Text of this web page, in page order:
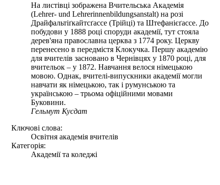
На листівці зображена Вчительська Академія
(Lehrer- und Lehrerinnenbildungsanstalt) на розі
Драйфальтіґкайтсґассе (Трійці) та Штефанієґассе. До
побудови у 1888 році споруди академії, тут стояла
дерев'яна православна церква з 1774 року. Церкву
перенесено в передмістя Клокучка. Першу академію
для вчителів засновано в Чернівцях у 1870 році, для
вчительок – у 1872. Навчання велося німецькою
мовою. Однак, вчителі-випускники академії могли
навчати як німецькою, так і румунською та
українською – трьома офіційними мовами
Буковини.
Гельмут Кусдат
Ключові слова:
Освітня академія вчителів
Категорія:
Академії та коледжі